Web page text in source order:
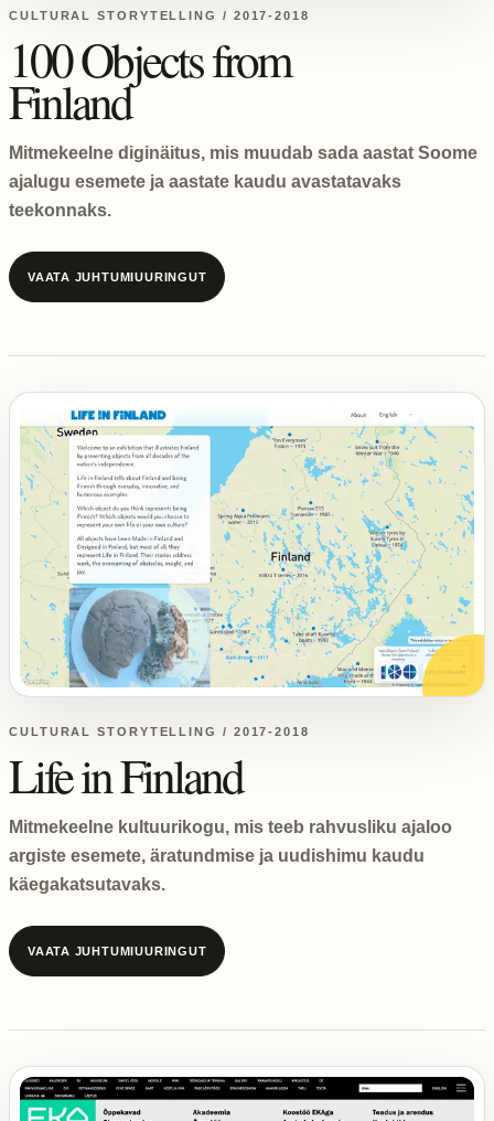
CULTURAL STORYTELLING / 2017-2018
100 Objects from
Finland
Mitmekeelne diginäitus, mis muudab sada aastat Soome
ajalugu esemete ja aastate kaudu avastatavaks
teekonnaks.
VAATA JUHTUMIUURINGUT
CULTURAL STORYTELLING / 2017-2018
Life in Finland
Mitmekeelne kultuurikogu, mis teeb rahvusliku ajaloo
argiste esemete, äratundmise ja uudishimu kaudu
käegakatsutavaks.
VAATA JUHTUMIUURINGUT